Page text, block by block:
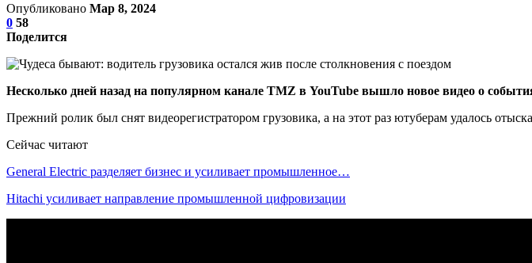
Опубликовано Мар 8, 2024
0 58
Поделится
Несколько дней назад на популярном канале TMZ в YouTube вышло новое видео о
Прежний ролик был снят видеорегистратором грузовика, а на этот раз ютуберам удалось
Сейчас читают
General Electric разделяет бизнес и усиливает промышленное…
Hitachi усиливает направление промышленной цифровизации